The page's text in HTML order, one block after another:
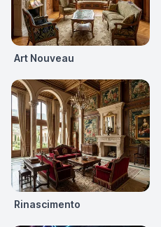
Art Nouveau
Rinascimento